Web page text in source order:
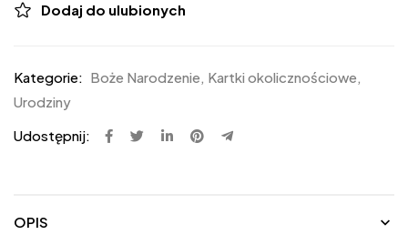
Dodaj do ulubionych
Kategorie: Boże Narodzenie, Kartki okolicznościowe,
Urodziny
Udostępnij:
OPIS